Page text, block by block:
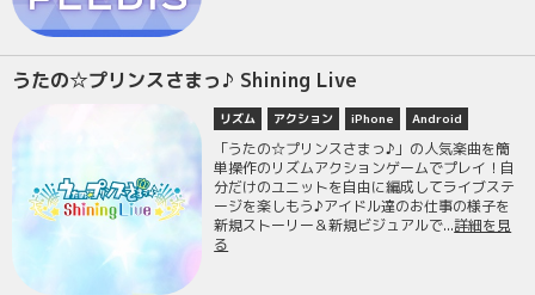
うたの☆プリンスさまっ♪ Shining Live
リズム アクション iPhone Android
「うたの☆プリンスさまっ♪」の人気楽曲を簡
単操作のリズムアクションゲームでプレイ！自
分だけのユニットを自由に編成してライブステ
ージを楽しもう♪アイドル達のお仕事の様子を
新規ストーリー＆新規ビジュアルで...詳細を見
る